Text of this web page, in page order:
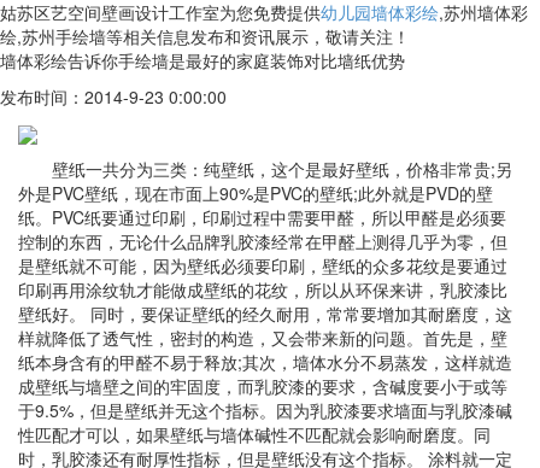
姑苏区艺空间壁画设计工作室为您免费提供幼儿园墙体彩绘,苏州墙体彩
绘,苏州手绘墙等相关信息发布和资讯展示，敬请关注！
墙体彩绘告诉你手绘墙是最好的家庭装饰对比墙纸优势
发布时间：2014-9-23 0:00:00
壁纸一共分为三类：纯壁纸，这个是最好壁纸，价格非常贵;另
外是PVC壁纸，现在市面上90%是PVC的壁纸;此外就是PVD的壁
纸。PVC纸要通过印刷，印刷过程中需要甲醛，所以甲醛是必须要
控制的东西，无论什么品牌乳胶漆经常在甲醛上测得几乎为零，但
是壁纸就不可能，因为壁纸必须要印刷，壁纸的众多花纹是要通过
印刷再用涂纹轨才能做成壁纸的花纹，所以从环保来讲，乳胶漆比
壁纸好。 同时，要保证壁纸的经久耐用，常常要增加其耐磨度，这
样就降低了透气性，密封的构造，又会带来新的问题。首先是，壁
纸本身含有的甲醛不易于释放;其次，墙体水分不易蒸发，这样就造
成壁纸与墙壁之间的牢固度，而乳胶漆的要求，含碱度要小于或等
于9.5%，但是壁纸并无这个指标。因为乳胶漆要求墙面与乳胶漆碱
性匹配才可以，如果壁纸与墙体碱性不匹配就会影响耐磨度。同
时，乳胶漆还有耐厚性指标，但是壁纸没有这个指标。 涂料就一定